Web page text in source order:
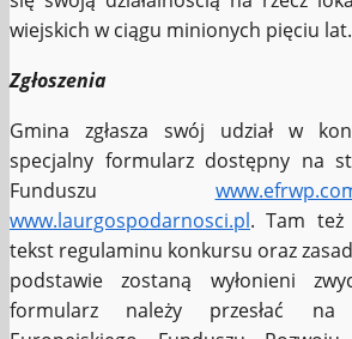
wiejskich w ciągu minionych pięciu lat.
Zgłoszenia
Gmina zgłasza swój udział w
specjalny formularz dostępny na
Funduszu
www.laurgospodarnosci.pl. Tam też
tekst regulaminu konkursu oraz
podstawie zostaną wyłonieni
formularz należy przesłać na